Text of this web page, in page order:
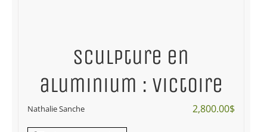
Sculpture en
aluminium : Victoire
Nathalie Sanche 2,800.00$